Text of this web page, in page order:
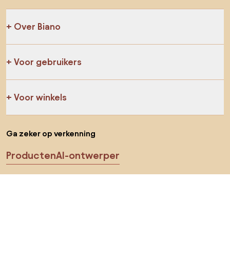
Over Biano
Voor gebruikers
Voor winkels
Ga zeker op verkenning
ProductenAI-ontwerper